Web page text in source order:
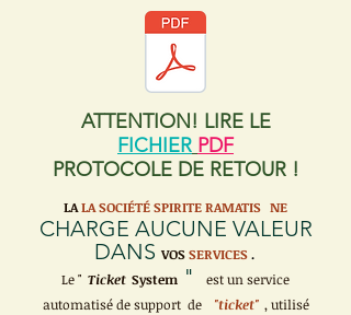
ATTENTION! LIRE LE
FICHIER PDF
PROTOCOLE DE RETOUR !
LALA SOCIÉTÉ SPIRITE RAMATIS NE
CHARGE AUCUNE VALEUR
DANS VOS SERVICES.
Le " Ticket System "
est un service
automatisé de support de
"ticket" , utilisé